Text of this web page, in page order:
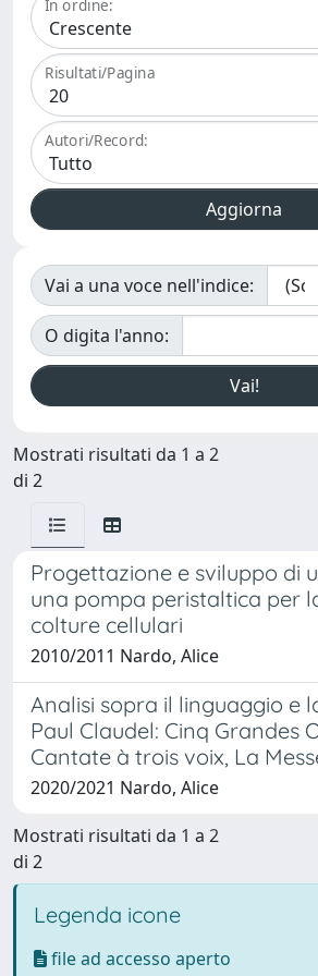
In ordine:
Risultati/Pagina
Autori/Record:
Vai a una voce nell'indice:
O digita l'anno:
Mostrati risultati da 1 a 2
di 2
Progettazione e sviluppo di
una pompa peristaltica per
colture cellulari
2010/2011 Nardo, Alice
Analisi sopra il linguaggio e
Paul Claudel: Cinq Grandes
Cantate à trois voix, La
2020/2021 Nardo, Alice
Mostrati risultati da 1 a 2
di 2
Legenda icone
file ad accesso aperto